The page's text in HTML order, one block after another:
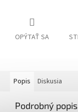
OPÝTAŤ SA
Popis Diskusia
Podrobný popis